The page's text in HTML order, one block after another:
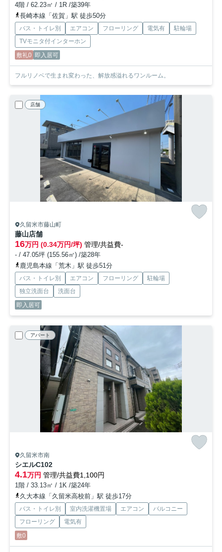
4階 / 62.23㎡ / 1R /築39年
長崎本線「佐賀」駅 徒歩50分
バス・トイレ別 エアコン フローリング 電気有
駐輪場
TVモニタ付インターホン
敷礼0 即入居可
フルリノベで生まれ変わった、解放感溢れるワンルーム。
店舗
久留米市藤山町
藤山店舗
16万円 (0.34万円/坪) 管理/共益費-
- / 47.05坪 (155.56㎡) /築28年
鹿児島本線「荒木」駅 徒歩51分
バス・トイレ別 エアコン フローリング
駐輪場
独立洗面台
洗面台
即入居可
アパート
久留米市南
シエルC102
4.1万円 管理/共益費1,100円
1階 / 33.13㎡ / 1K /築24年
久大本線「久留米高校前」駅 徒歩17分
バス・トイレ別 室内洗濯機置場 エアコン
バルコニー
フローリング
電気有
敷0